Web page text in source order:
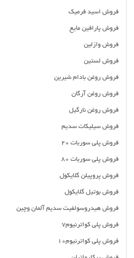
فروش اسید فرمیک
فروش پارافین مایع
فروش وازلین
فروش لستین
فروش روغن بادام شیرین
فروش روغن آرگان
فروش روغن نارگیل
فروش سیلیکات سدیم
فروش پلی سوربات 20
فروش پلی سوربات 80
فروش پروپیلن گلایکول
فروش بوتیل گلایکول
فروش هیدروسولفیت سدیم آلمان وچین
فروش پلی کواترنیوم7
فروش پلی کواترنیوم10